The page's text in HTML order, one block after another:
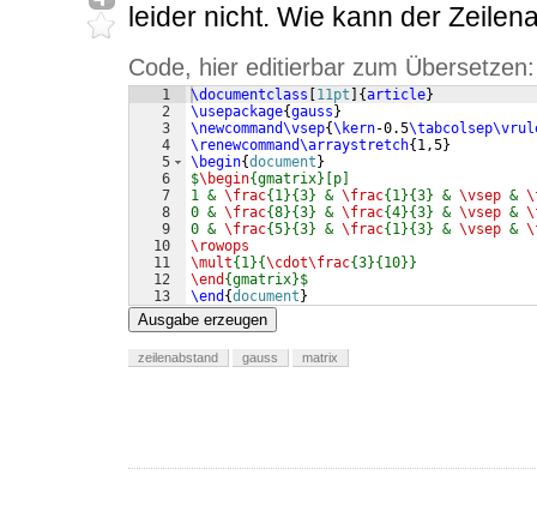
leider nicht. Wie kann der
Code, hier editierbar zum Übersetzen:
1
2
3
4
5
6
7
8
9
10
11
12
13
\documentclass 11pt {article}
\usepackage{gauss }
\newcommand\vsep{\kern-0.5
\renewcommand\arraystretch{ 1,5}
\begin{document }
$\begin{gmatrix}[p]
1 & \frac{1}{3} & \frac{1}{3} & \vsep &
0 & \frac{8}{3} & \frac{4}{3} & \vsep &
0 & \frac{5}{3} & \frac{1}{3} & \vsep &
\rowops
\mult{1}{\cdot\frac{3}{10}}
\end {gmatrix}$
\end {document }
Ausgabe erzeugen
zeilenabstand gauss matrix